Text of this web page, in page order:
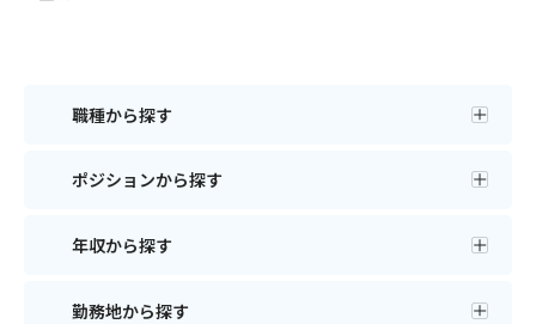
職種から探す
ポジションから探す
年収から探す
勤務地から探す